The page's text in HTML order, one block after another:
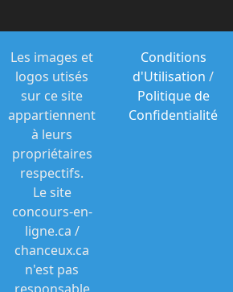
Les images et
logos utisés
sur ce site
appartiennent
à leurs
propriétaires
respectifs.
Le site
concours-en-
ligne.ca /
chanceux.ca
n'est pas
Conditions
d'Utilisation /
Politique de
Confidentialité